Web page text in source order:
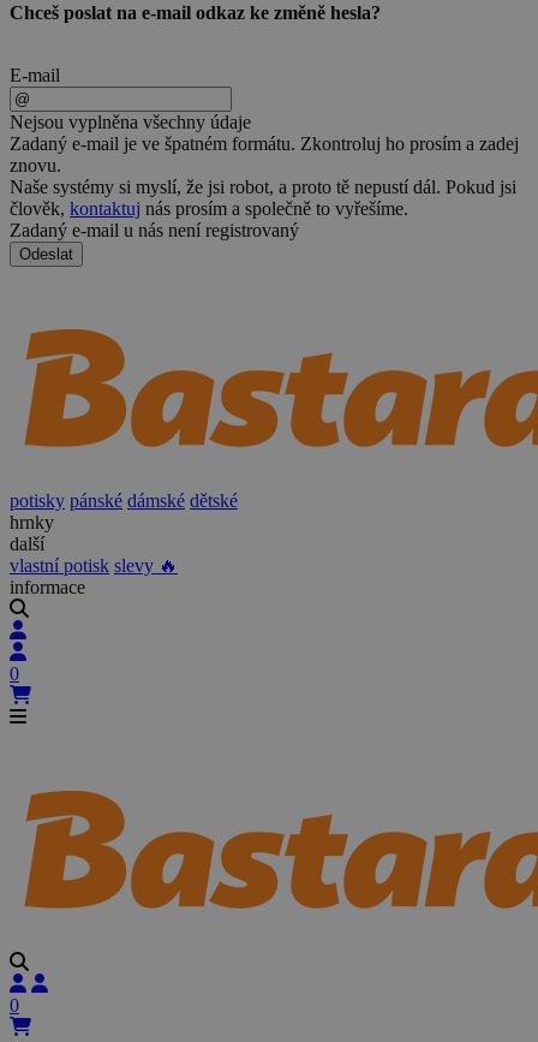
Chceš poslat na e-mail odkaz ke změně hesla?
E-mail
Nejsou vyplněna všechny údaje
Zadaný e-mail je ve špatném formátu. Zkontroluj ho prosím a zadej
znovu.
Naše systémy si myslí, že jsi robot, a proto tě nepustí dál. Pokud jsi
člověk, kontaktuj nás prosím a společně to vyřešíme.
Zadaný e-mail u nás není registrovaný
Odeslat
potisky pánské dámské dětské
hrnky
další
vlastní potisk slevy 🔥
informace
0
0